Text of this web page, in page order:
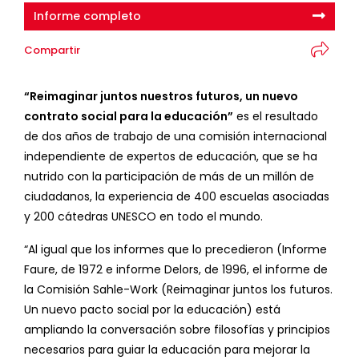
Informe completo
Compartir
“Reimaginar juntos nuestros futuros, un nuevo
contrato social para la educación” es el resultado
de dos años de trabajo de una comisión internacional
independiente de expertos de educación, que se ha
nutrido con la participación de más de un millón de
ciudadanos, la experiencia de 400 escuelas asociadas
y 200 cátedras UNESCO en todo el mundo.
“Al igual que los informes que lo precedieron (Informe
Faure, de 1972 e informe Delors, de 1996, el informe de
la Comisión Sahle-Work (Reimaginar juntos los futuros.
Un nuevo pacto social por la educación) está
ampliando la conversación sobre filosofías y principios
necesarios para guiar la educación para mejorar la